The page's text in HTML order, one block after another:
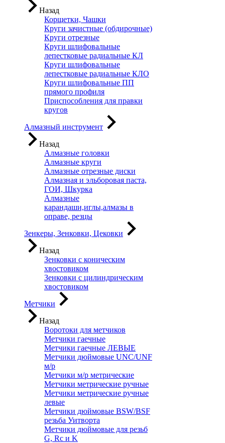
Назад
Корщетки, Чашки
Круги зачистные (обдирочные)
Круги отрезные
Круги шлифовальные
лепестковые радиальные КЛ
Круги шлифовальные
лепестковые радиальные КЛО
Круги шлифовальные ПП
прямого профиля
Приспособления для правки
кругов
Алмазный инструмент
Назад
Алмазные головки
Алмазные круги
Алмазные отрезные диски
Алмазная и эльборовая паста,
ГОИ, Шкурка
Алмазные
карандаши,иглы,алмазы в
оправе, резцы
Зенкеры, Зенковки, Цековки
Назад
Зенковки с коническим
хвостовиком
Зенковки с цилиндрическим
хвостовиком
Метчики
Назад
Воротоки для метчиков
Метчики гаечные
Метчики гаечные ЛЕВЫЕ
Метчики дюймовые UNC/UNF
м/р
Метчики м/р метрические
Метчики метрические ручные
Метчики метрические ручные
левые
Метчики дюймовые BSW/BSF
резьба Уитворта
Метчики дюймовые для резьб
G, Rc и K